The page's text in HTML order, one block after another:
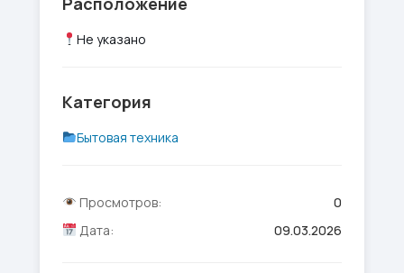
Не указано
Категория
Бытовая техника
Просмотров:
0
Дата:
09.03.2026